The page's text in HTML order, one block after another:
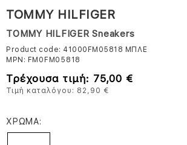
TOMMY HILFIGER
TOMMY HILFIGER Sneakers
Product code: 41000FM05818 ΜΠΛΕ
MPN: FM0FM05818
Τρέχουσα τιμή: 75,00 €
Τιμή καταλόγου: 82,90 €
ΧΡΩΜΑ: